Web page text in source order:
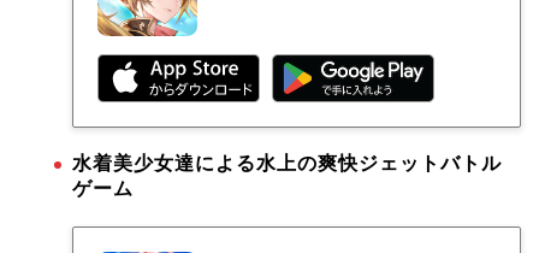
水着美少女達による水上の爽快ジェットバトル
ゲーム